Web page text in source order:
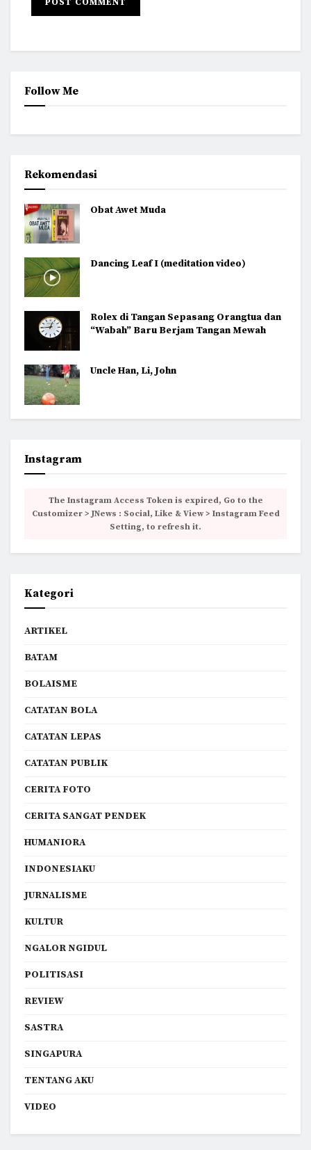
Follow Me
Rekomendasi
Obat Awet Muda
Dancing Leaf I (meditation video)
Rolex di Tangan Sepasang Orangtua dan
“Wabah” Baru Berjam Tangan Mewah
Uncle Han, Li, John
Instagram
The Instagram Access Token is expired, Go to the
Customizer > JNews : Social, Like & View > Instagram Feed
Setting, to refresh it.
Kategori
ARTIKEL
BATAM
BOLAISME
CATATAN BOLA
CATATAN LEPAS
CATATAN PUBLIK
CERITA FOTO
CERITA SANGAT PENDEK
HUMANIORA
INDONESIAKU
JURNALISME
KULTUR
NGALOR NGIDUL
POLITISASI
REVIEW
SASTRA
SINGAPURA
TENTANG AKU
VIDEO